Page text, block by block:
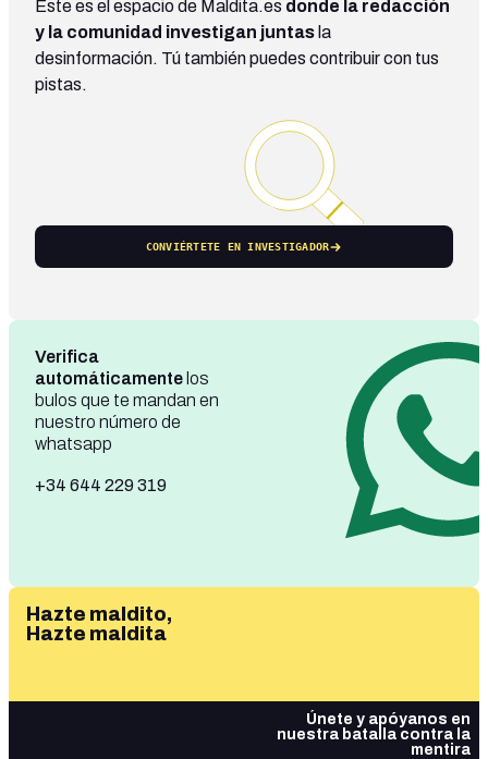
Este es el espacio de Maldita.es donde la redacción
y la comunidad investigan juntas la
desinformación. Tú también puedes contribuir con tus
pistas.
CONVIÉRTETE EN INVESTIGADOR
Verifica
automáticamente los
bulos que te mandan en
nuestro número de
whatsapp
+34 644 229 319
Hazte maldito,
Hazte maldita
Únete y apóyanos en
nuestra batalla contra la
mentira